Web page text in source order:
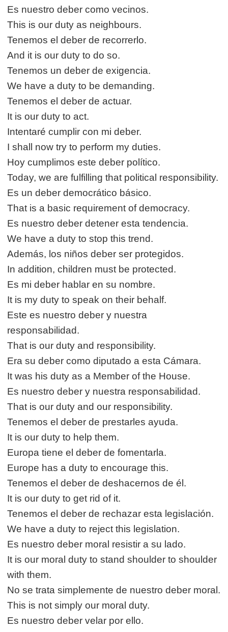
Es nuestro deber como vecinos.
This is our duty as neighbours.
Tenemos el deber de recorrerlo.
And it is our duty to do so.
Tenemos un deber de exigencia.
We have a duty to be demanding.
Tenemos el deber de actuar.
It is our duty to act.
Intentaré cumplir con mi deber.
I shall now try to perform my duties.
Hoy cumplimos este deber político.
Today, we are fulfilling that political responsibility.
Es un deber democrático básico.
That is a basic requirement of democracy.
Es nuestro deber detener esta tendencia.
We have a duty to stop this trend.
Además, los niños deber ser protegidos.
In addition, children must be protected.
Es mi deber hablar en su nombre.
It is my duty to speak on their behalf.
Este es nuestro deber y nuestra
responsabilidad.
That is our duty and responsibility.
Era su deber como diputado a esta Cámara.
It was his duty as a Member of the House.
Es nuestro deber y nuestra responsabilidad.
That is our duty and our responsibility.
Tenemos el deber de prestarles ayuda.
It is our duty to help them.
Europa tiene el deber de fomentarla.
Europe has a duty to encourage this.
Tenemos el deber de deshacernos de él.
It is our duty to get rid of it.
Tenemos el deber de rechazar esta legislación.
We have a duty to reject this legislation.
Es nuestro deber moral resistir a su lado.
It is our moral duty to stand shoulder to shoulder
with them.
No se trata simplemente de nuestro deber moral.
This is not simply our moral duty.
Es nuestro deber velar por ello.